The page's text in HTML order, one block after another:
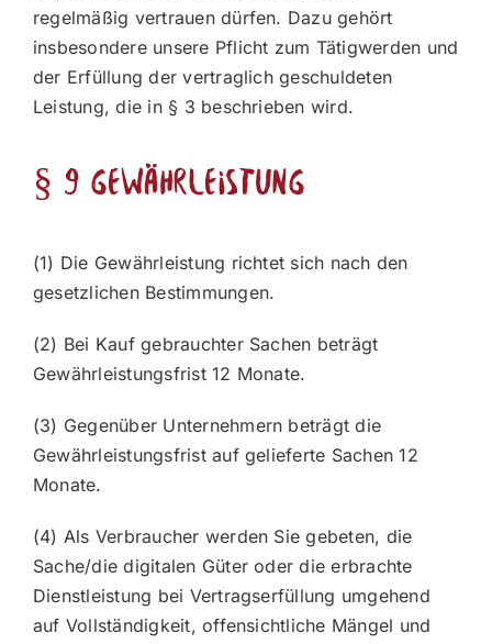
regelmäßig vertrauen dürfen. Dazu gehört
insbesondere unsere Pflicht zum Tätigwerden und
der Erfüllung der vertraglich geschuldeten
Leistung, die in § 3 beschrieben wird.
§ 9 Gewährleistung
(1) Die Gewährleistung richtet sich nach den
gesetzlichen Bestimmungen.
(2) Bei Kauf gebrauchter Sachen beträgt
Gewährleistungsfrist 12 Monate.
(3) Gegenüber Unternehmern beträgt die
Gewährleistungsfrist auf gelieferte Sachen 12
Monate.
(4) Als Verbraucher werden Sie gebeten, die
Sache/die digitalen Güter oder die erbrachte
Dienstleistung bei Vertragserfüllung umgehend
auf Vollständigkeit, offensichtliche Mängel und